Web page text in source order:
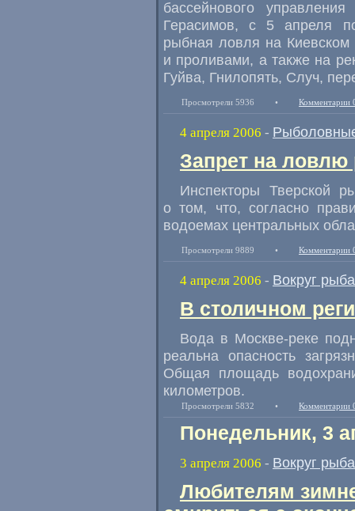
бассейнового
Герасимов, с 5 апреля
рыбная ловля на
и проливами, а также на
Гуйва, Гнилопять, Случ,
Просмотрели 5936 • Комментарии
4 апреля 2006 -
Запрет на ловлю
Инспекторы Тверской
о том, что, согласно
водоемах центральных
Просмотрели 9889 • Комментарии
4 апреля 2006 - Вокруг
В столичном
Вода в Москве-реке
реальна опасность
Общая площадь
километров.
Просмотрели 5832 • Комментарии
Понедельник, 3
3 апреля 2006 - Вокруг
Любителям